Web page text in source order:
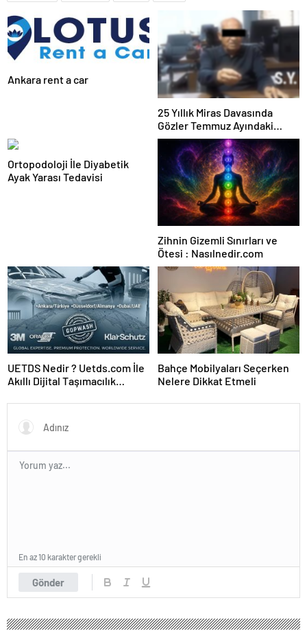
Ankara rent a car
25 Yıllık Miras Davasında
Gözler Temmuz Ayındaki
Karar Duruşmasına Çevrildi
Ortopodoloji İle Diyabetik
Ayak Yarası Tedavisi
Zihnin Gizemli Sınırları ve
Ötesi : Nasılnedir.com
UETDS Nedir ? Uetds.com İle
Akıllı Dijital Taşımacılık
Bahçe Mobilyaları Seçerken
Nelere Dikkat Etmeli
Gönder
En az 10 karakter gerekli